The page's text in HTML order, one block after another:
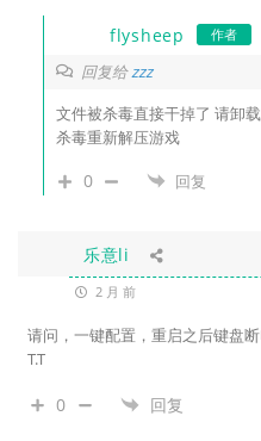
flysheep 作者
回复给zzz
文件被杀毒直接干掉了 请卸
杀毒重新解压游戏
0 回复
乐意li
2 月 前
请问，一键配置，重启之后键盘
T.T
0 回复